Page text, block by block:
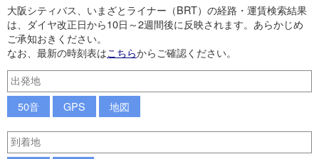
大阪シティバス、いまざとライナー（BRT）の経路・運賃検索結果
は、ダイヤ改正日から10日～2週間後に反映されます。あらかじめ
ご承知おきください。
なお、最新の時刻表はこちらからご確認ください。
50音 GPS 地図